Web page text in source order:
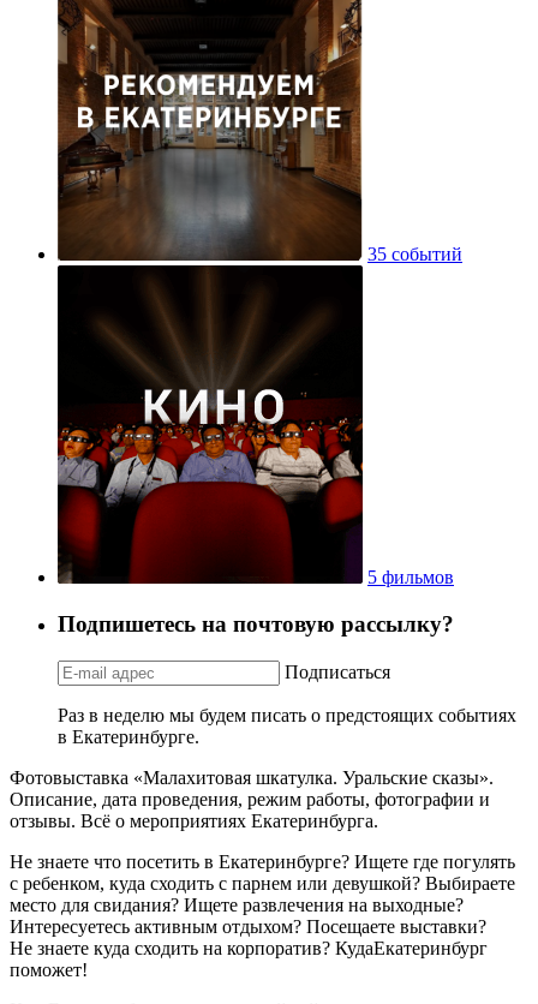
35 событий
5 фильмов
Подпишетесь на почтовую рассылку?
Подписаться
Раз в неделю мы будем писать о предстоящих событиях
в Екатеринбурге.
Фотовыставка «Малахитовая шкатулка. Уральские сказы».
Описание, дата проведения, режим работы, фотографии и
отзывы. Всё о мероприятиях Екатеринбурга.
Не знаете что посетить в Екатеринбурге? Ищете где погулять
с ребенком, куда сходить с парнем или девушкой? Выбираете
место для свидания? Ищете развлечения на выходные?
Интересуетесь активным отдыхом? Посещаете выставки?
Не знаете куда сходить на корпоратив? КудаЕкатеринбург
поможет!